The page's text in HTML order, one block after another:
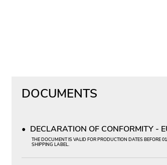
DOCUMENTS
DECLARATION OF CONFORMITY -
THE DOCUMENT IS VALID FOR PRODUCTION DATES BEFORE
SHIPPING LABEL.